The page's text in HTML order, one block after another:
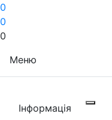
0
0
0
Меню
Інформація